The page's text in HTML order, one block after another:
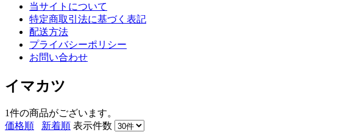
当サイトについて
特定商取引法に基づく表記
配送方法
プライバシーポリシー
お問い合わせ
イマカツ
1件の商品がございます。
価格順
新着順 表示件数